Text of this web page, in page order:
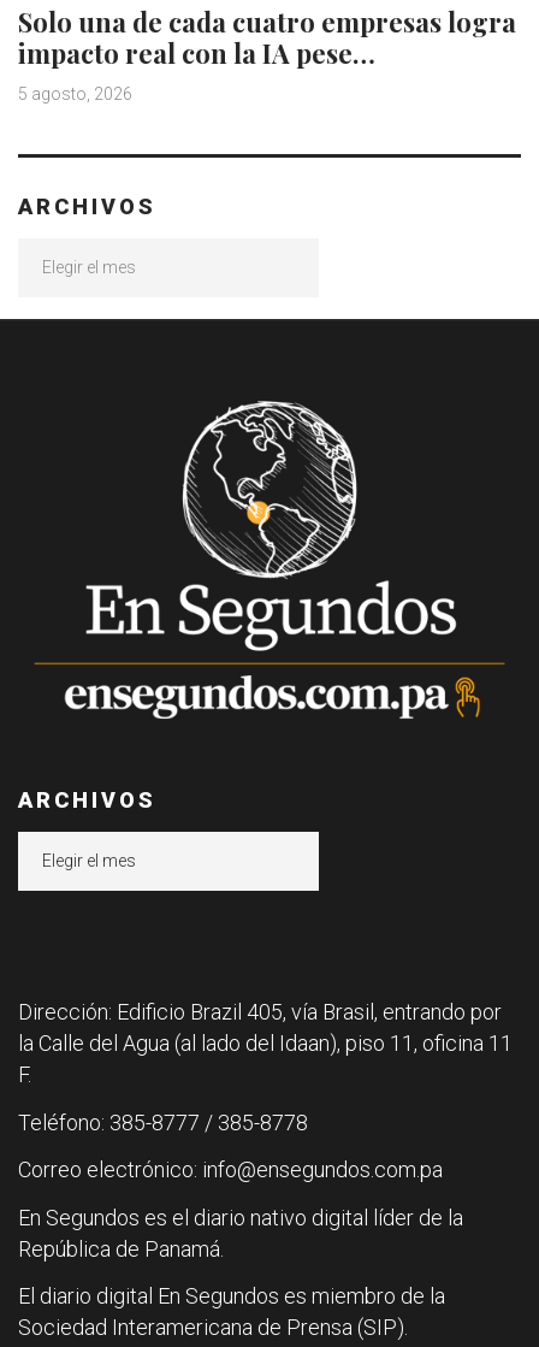
Solo una de cada cuatro empresas logra
impacto real con la IA pese…
5 agosto, 2026
ARCHIVOS
ARCHIVOS
Dirección: Edificio Brazil 405, vía Brasil, entrando por
la Calle del Agua (al lado del Idaan), piso 11, oficina 11
F.
Teléfono: 385-8777 / 385-8778
Correo electrónico: info@ensegundos.com.pa
En Segundos es el diario nativo digital líder de la
República de Panamá.
El diario digital En Segundos es miembro de la
Sociedad Interamericana de Prensa (SIP).